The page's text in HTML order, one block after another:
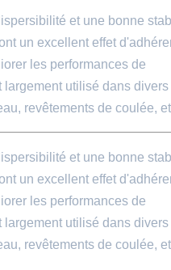
et une bonne
un excellent effet
les performances de
largement utilisé dans divers
revêtements de coulée,
et une bonne
un excellent effet
les performances de
largement utilisé dans divers
revêtements de coulée,